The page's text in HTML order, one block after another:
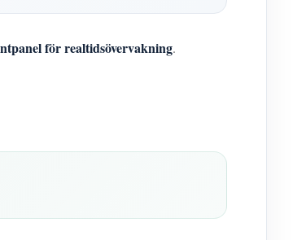
för realtidsövervakning.